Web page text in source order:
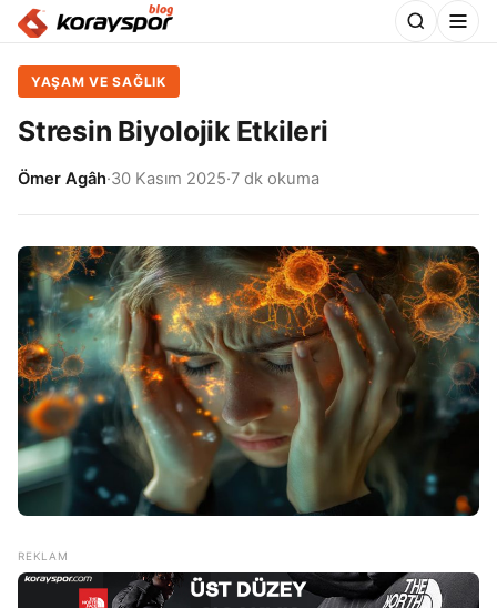
YAŞAM VE SAĞLIK
Stresin Biyolojik Etkileri
Ömer Agâh·30 Kasım 2025·7 dk okuma